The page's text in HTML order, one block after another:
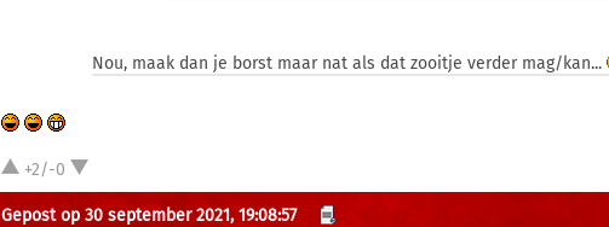
Nou, maak dan je borst maar nat als dat zooitje verder mag/kan...
+2/-0
Gepost op 30 september 2021, 19:08:57